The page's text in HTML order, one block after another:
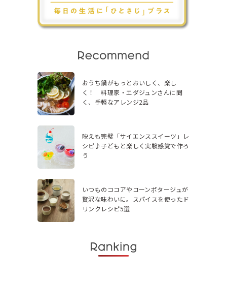
おうち鍋がもっとおいしく、楽し
く！ 料理家・エダジュンさんに聞
く、手軽なアレンジ2品
映えも完璧「サイエンススイーツ」レ
シピ♪子どもと楽しく実験感覚で作ろ
う
いつものココアやコーンポタージュが
贅沢な味わいに。スパイスを使ったド
リンクレシピ5選